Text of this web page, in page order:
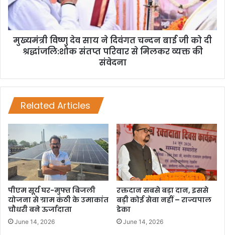
मुख्यमंत्री विष्णु देव साय ने दिवंगत चन्दन बाई जी को दी
श्रद्धांजलि:शोक संतप्त परिवार से मिलकर व्यक्त की
संवेदना
Related Articles
पीएम सूर्य घर-मुफ्त बिजली
योजना से ग्राम कंठी के उमाकांत
चौधरी बने ऊर्जादाता
June 14, 2026
रक्तदान सबसे बड़ा दान, इससे
बड़ी कोई सेवा नहीं – राज्यपाल
डेका
June 14, 2026